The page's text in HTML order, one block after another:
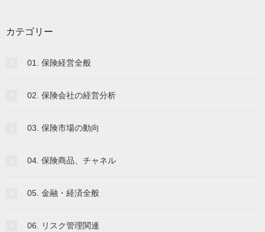
カテゴリー
01. 保険経営全般
02. 保険会社の経営分析
03. 保険市場の動向
04. 保険商品、チャネル
05. 金融・経済全般
06. リスク管理関連